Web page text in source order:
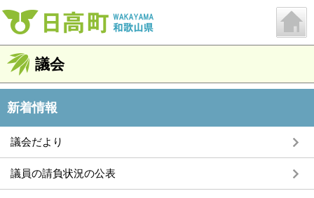
議会
新着情報
議会だより
議員の請負状況の公表